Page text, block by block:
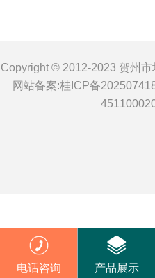
Copyright © 2012-2023 贺州
网站备案:桂ICP备
电话咨询 产品展示